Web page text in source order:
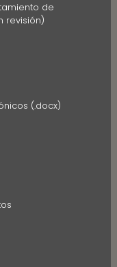
de
revisión)
(.docx)